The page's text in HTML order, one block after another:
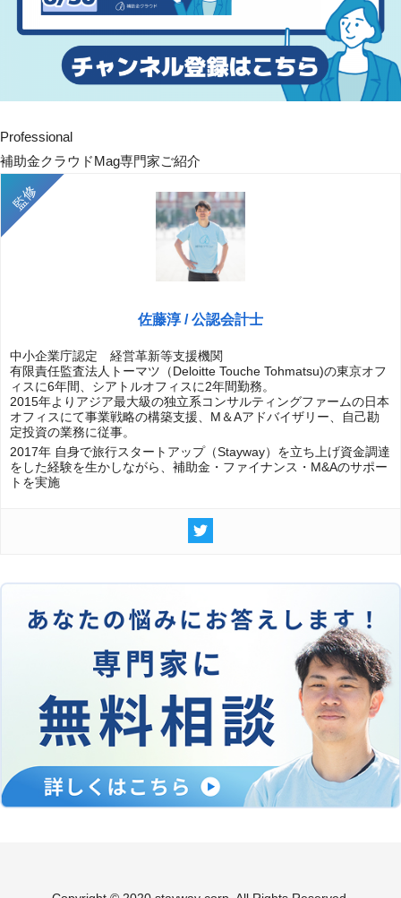
Professional
補助金クラウドMag専門家ご紹介
佐藤淳 / 公認会計士
中小企業庁認定 経営革新等支援機関
有限責任監査法人トーマツ（Deloitte Touche Tohmatsu)の東京オフ
ィスに6年間、シアトルオフィスに2年間勤務。
2015年よりアジア最大級の独立系コンサルティングファームの日本
オフィスにて事業戦略の構築支援、M＆Aアドバイザリー、自己勘
定投資の業務に従事。
2017年 自身で旅行スタートアップ（Stayway）を立ち上げ資金調達
をした経験を生かしながら、補助金・ファイナンス・M&Aのサポー
トを実施